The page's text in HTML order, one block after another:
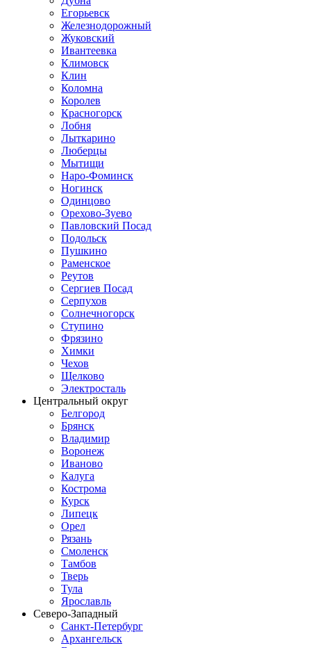
Егорьевск
Железнодорожный
Жуковский
Ивантеевка
Климовск
Клин
Коломна
Королев
Красногорск
Лобня
Лыткарино
Люберцы
Мытищи
Наро-Фоминск
Ногинск
Одинцово
Орехово-Зуево
Павловский Посад
Подольск
Пушкино
Раменское
Реутов
Сергиев Посад
Серпухов
Солнечногорск
Ступино
Фрязино
Химки
Чехов
Щелково
Электросталь
Центральный округ
Белгород
Брянск
Владимир
Воронеж
Иваново
Калуга
Кострома
Курск
Липецк
Орел
Рязань
Смоленск
Тамбов
Тверь
Тула
Ярославль
Северо-Западный
Санкт-Петербург
Архангельск